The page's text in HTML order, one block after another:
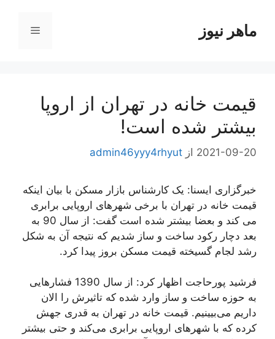
محتواماهر نیوز فهرست
قیمت خانه در تهران از اروپا
بیشتر شده است!
2021-09-20 از admin46yyy4rhyut
خبرگزاری ایسنا: یک کارشناس بازار مسکن با بیان اینکه
قیمت خانه در تهران با برخی شهرهای اروپایی برابری
می کند و بعضا بیشتر شده است گفت: از سال 90 به
بعد دچار رکود ساخت و ساز شدیم که نتیجه آن به شکل
رشد لجام گسیخته قیمت مسکن بروز پیدا کرد.
فرشید پورحاجت اظهار کرد: از سال 1390 فشارهایی
به حوزه ساخت و ساز وارد شده که تاثیرش را الان
داریم می‌بیینیم. قیمت خانه در تهران به قدری جهش
کرده که با شهرهای اروپایی برابری می‌کند و حتی بیشتر